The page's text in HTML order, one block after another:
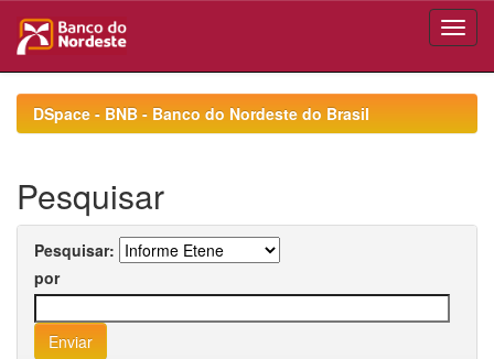
navigationDSpace - BNB - Banco do Nordeste do Brasil
Pesquisar
Pesquisar:
por